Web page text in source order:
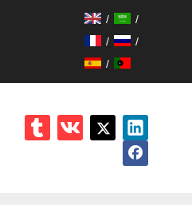
/
/
/
/
/